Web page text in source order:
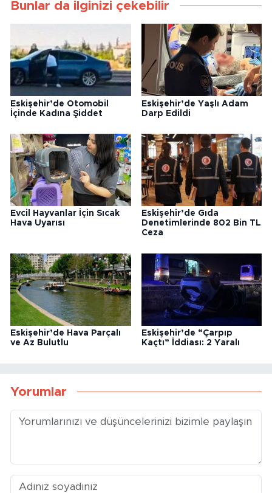
Bunlar da ilginizi çekebilir
Eskişehir’de Otomobil
İçinde Kadına Şiddet
Eskişehir’de Yaşlı Adam
Darp Edildi
Evcil Hayvanlar İçin Sıcak
Hava Uyarısı
Eskişehir’de Gıda
Denetimlerinde 802 Bin TL
Ceza
Eskişehir’de Hava Parçalı
ve Az Bulutlu
Eskişehir’de “Çarpıp
Kaçtı” İddiası: 2 Yaralı
Yorumlar